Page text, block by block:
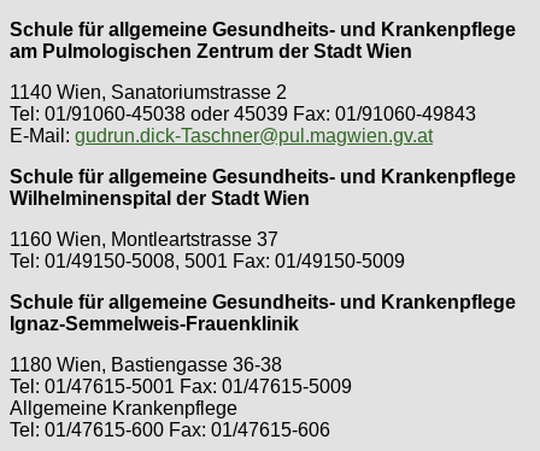
Schule für allgemeine Gesundheits- und Krankenpflege
am Pulmologischen Zentrum der Stadt Wien
1140 Wien, Sanatoriumstrasse 2
Tel: 01/91060-45038 oder 45039 Fax: 01/91060-49843
E-Mail: gudrun.dick-Taschner@pul.magwien.gv.at
Schule für allgemeine Gesundheits- und Krankenpflege
Wilhelminenspital der Stadt Wien
1160 Wien, Montleartstrasse 37
Tel: 01/49150-5008, 5001 Fax: 01/49150-5009
Schule für allgemeine Gesundheits- und Krankenpflege
Ignaz-Semmelweis-Frauenklinik
1180 Wien, Bastiengasse 36-38
Tel: 01/47615-5001 Fax: 01/47615-5009
Allgemeine Krankenpflege
Tel: 01/47615-600 Fax: 01/47615-606